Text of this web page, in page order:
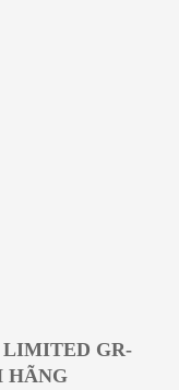
LIMITED GR-
HÃNG